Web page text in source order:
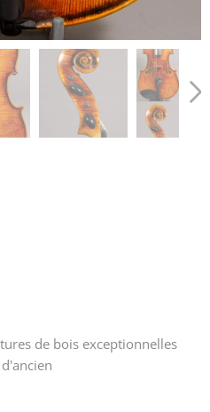
de bois exceptionnelles